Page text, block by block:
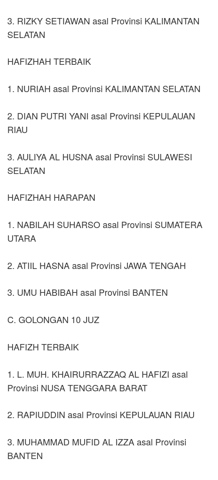
3. RIZKY SETIAWAN asal Provinsi KALIMANTAN
SELATAN
HAFIZHAH TERBAIK
1. NURIAH asal Provinsi KALIMANTAN SELATAN
2. DIAN PUTRI YANI asal Provinsi KEPULAUAN
RIAU
3. AULIYA AL HUSNA asal Provinsi SULAWESI
SELATAN
HAFIZHAH HARAPAN
1. NABILAH SUHARSO asal Provinsi SUMATERA
UTARA
2. ATIIL HASNA asal Provinsi JAWA TENGAH
3. UMU HABIBAH asal Provinsi BANTEN
C. GOLONGAN 10 JUZ
HAFIZH TERBAIK
1. L. MUH. KHAIRURRAZZAQ AL HAFIZI asal
Provinsi NUSA TENGGARA BARAT
2. RAPIUDDIN asal Provinsi KEPULAUAN RIAU
3. MUHAMMAD MUFID AL IZZA asal Provinsi
BANTEN